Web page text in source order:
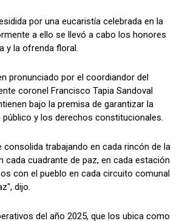
por una eucaristía celebrada en la
a ello se llevó a cabo los honores
y la ofrenda floral.
pronunciado por el coordiandor del
coronel Francisco Tapia Sandoval
bajo la premisa de garantizar la
público y los derechos constitucionales.
consolida trabajando en cada rincón de la
cada cuadrante de paz, en cada estación
con el pueblo en cada circuito comunal
dijo.
del año 2025, que los ubica como